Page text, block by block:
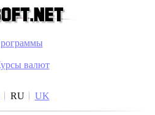
валют
RU UK